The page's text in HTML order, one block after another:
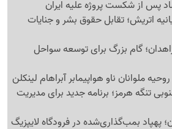
پس از شکست پروژه علیه ایران
اتریش؛ تقابل حقوق بشر و جنایات
گام بزرگ برای توسعه سواحل
ملوانان ناو هواپیمابر آبراهام لینکلن
تنگه هرمز؛ برنامه جدید برای مدیریت
پهپاد بمب‌گذاری‌شده در فرودگاه لایپزیگ